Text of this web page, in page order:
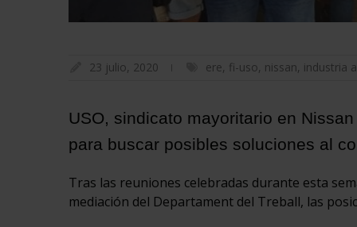
23 julio, 2020 ere, fi-uso, nissan, industria
USO, sindicato mayoritario en
para buscar posibles soluciones al
Tras las reuniones celebradas durante esta
mediación del Departament del Treball, las